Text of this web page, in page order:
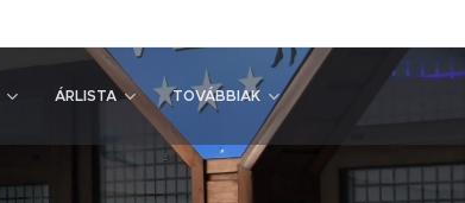
ÁRLISTA TOVÁBBIAK